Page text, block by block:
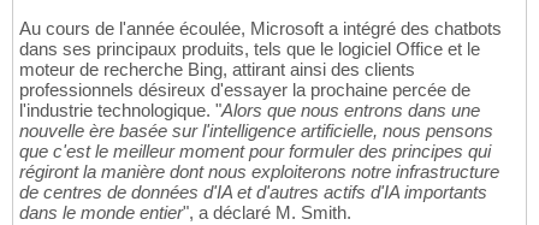
Au cours de l'année écoulée, Microsoft a intégré des chatbots
dans ses principaux produits, tels que le logiciel Office et le
moteur de recherche Bing, attirant ainsi des clients
professionnels désireux d'essayer la prochaine percée de
l'industrie technologique. "Alors que nous entrons dans une
nouvelle ère basée sur l'intelligence artificielle, nous pensons
que c'est le meilleur moment pour formuler des principes qui
régiront la manière dont nous exploiterons notre infrastructure
de centres de données d'IA et d'autres actifs d'IA importants
dans le monde entier", a déclaré M. Smith.